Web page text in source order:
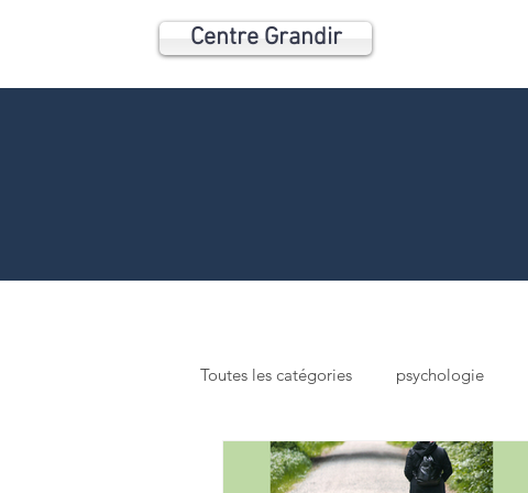
Centre Grandir
Toutes les catégories psychologie
orthophonie neuropsychologie